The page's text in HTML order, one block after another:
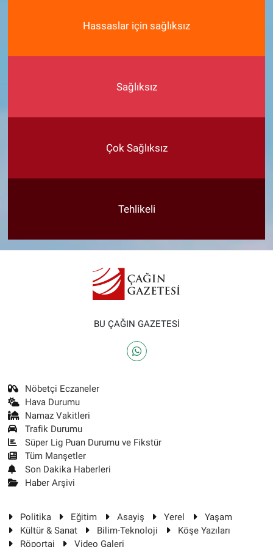
Hassaslar için sağlıksız
Sağlıksız
Çok Sağlıksız
Tehlikeli
BU ÇAĞIN GAZETESİ
Nöbetçi Eczaneler
Hava Durumu
Namaz Vakitleri
Trafik Durumu
Süper Lig Puan Durumu ve Fikstür
Tüm Manşetler
Son Dakika Haberleri
Haber Arşivi
Politika Eğitim Asayiş Yerel
Yaşam
Kültür & Sanat
Bilim-Teknoloji
Köşe Yazıları
Röportaj
Video Galeri